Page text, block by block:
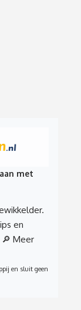
met
en
🔎 Meer
en sluit geen